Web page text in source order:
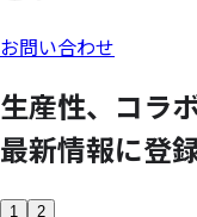
お問い合わせ
生産性、 コラ
最新情報に登
1 2